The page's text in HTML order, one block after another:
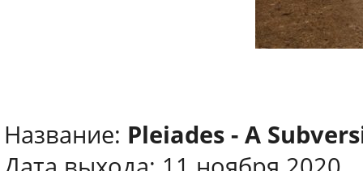
Название: Pleiades - A